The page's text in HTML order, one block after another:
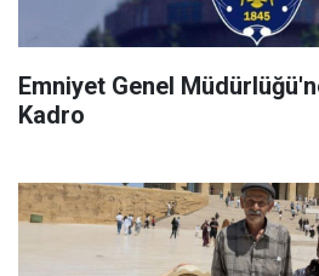
Emniyet Genel
Kadro